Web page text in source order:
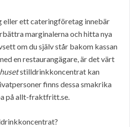
eller ett cateringföretag innebär
marginalerna och hitta nya
om du själv står bakom kassan
en restaurangägare, är det värt
stilldrinkkoncentrat kan
finns dessa smakrika
på allt-fraktfritt.se.